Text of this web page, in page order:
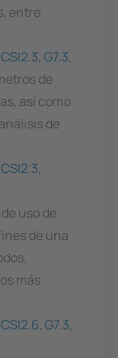
entre
CSI2.3, G7.3,
de
así como
de
CSI2.3,
uso de
de una
más
CSI2.6, G7.3,